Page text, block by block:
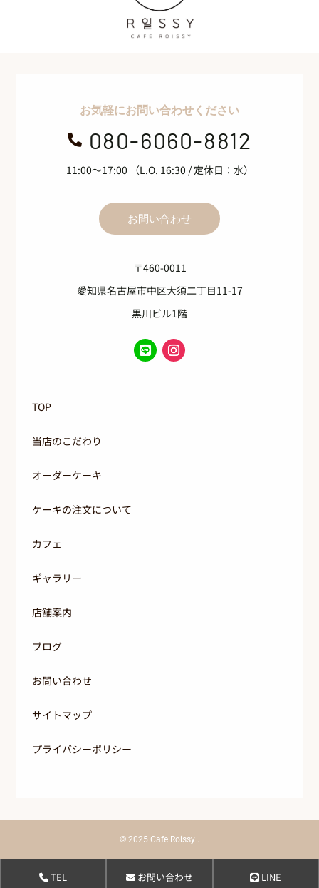
お気軽にお問い合わせください
 080-6060-8812
11:00～17:00 （L.O. 16:30 / 定休日：水）
お問い合わせ
〒460-0011
愛知県名古屋市中区大須二丁目11-17
黒川ビル1階
TOP
当店のこだわり
オーダーケーキ
ケーキの注文について
カフェ
ギャラリー
店舗案内
ブログ
お問い合わせ
サイトマップ
プライバシーポリシー
© 2025 Cafe Roissy
TEL お問い合わせ LINE